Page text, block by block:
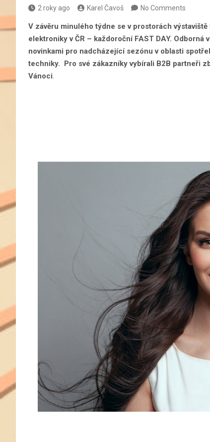
2 roky ago Karel Čavoš No Comments
V závěru minulého týdne se v prostorách
elektroniky v ČR – každoroční FAST DAY.
novinkami pro nadcházející sezónu v oblasti
techniky. Pro své zákazníky vybírali B2B partneři
Vánoci.